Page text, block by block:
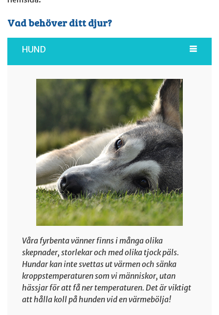
Vad behöver ditt djur?
HUND
Våra fyrbenta vänner finns i många olika
skepnader, storlekar och med olika tjock päls.
Hundar kan inte svettas ut värmen och sänka
kroppstemperaturen som vi människor, utan
hässjar för att få ner temperaturen. Det är viktigt
att hålla koll på hunden vid en värmebölja!